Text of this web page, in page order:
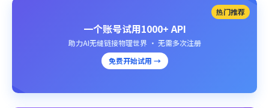
热门推荐
一个账号试用1000+ API
助力AI无缝链接物理世界 · 无需多次注册
免费开始试用 →